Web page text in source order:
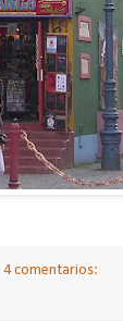
4 comentarios: